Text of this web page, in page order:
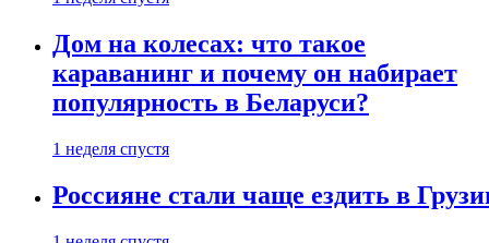
Дом на колесах: что такое
караванинг и почему он набирает
популярность в Беларуси?
1 неделя спустя
Россияне стали чаще ездить в